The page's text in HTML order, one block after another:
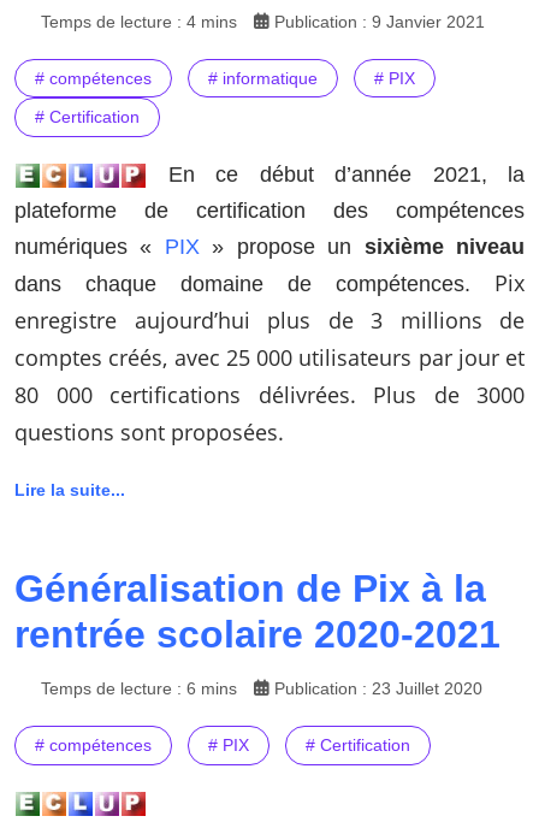
Temps de lecture : 4 mins Publication : 9 Janvier 2021
# compétences # informatique # PIX
# Certification
En ce début d’année 2021, la
plateforme de certification des compétences
numériques « PIX» propose un sixième niveau
dans chaque domaine de compétences. Pix
enregistre aujourd’hui plus de 3 millions de
comptes créés, avec 25 000 utilisateurs par jour et
80 000 certifications délivrées. Plus de 3000
questions sont proposées.
Lire la suite...
Généralisation de Pix à la
rentrée scolaire 2020-2021
Temps de lecture : 6 mins Publication : 23 Juillet 2020
# compétences # PIX # Certification